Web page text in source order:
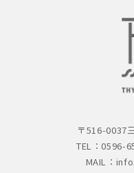
〒516-0037
TEL：0596-
MAIL：